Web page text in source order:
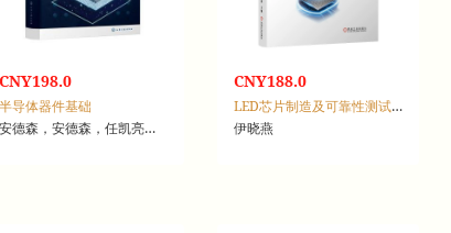
CNY198.0
半导体器件基础
安德森，安德森，任凯亮，王小林
CNY188.0
LED芯片制造及可靠性测试技术
伊晓燕